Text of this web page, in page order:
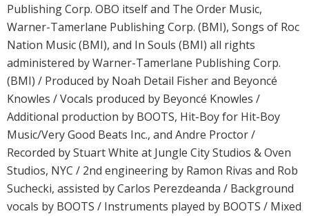
Publishing Corp. OBO itself and The Order Music,
Warner-Tamerlane Publishing Corp. (BMI), Songs of Roc
Nation Music (BMI), and In Souls (BMI) all rights
administered by Warner-Tamerlane Publishing Corp.
(BMI) / Produced by Noah Detail Fisher and Beyoncé
Knowles / Vocals produced by Beyoncé Knowles /
Additional production by BOOTS, Hit-Boy for Hit-Boy
Music/Very Good Beats Inc., and Andre Proctor /
Recorded by Stuart White at Jungle City Studios & Oven
Studios, NYC / 2nd engineering by Ramon Rivas and Rob
Suchecki, assisted by Carlos Perezdeanda / Background
vocals by BOOTS / Instruments played by BOOTS / Mixed